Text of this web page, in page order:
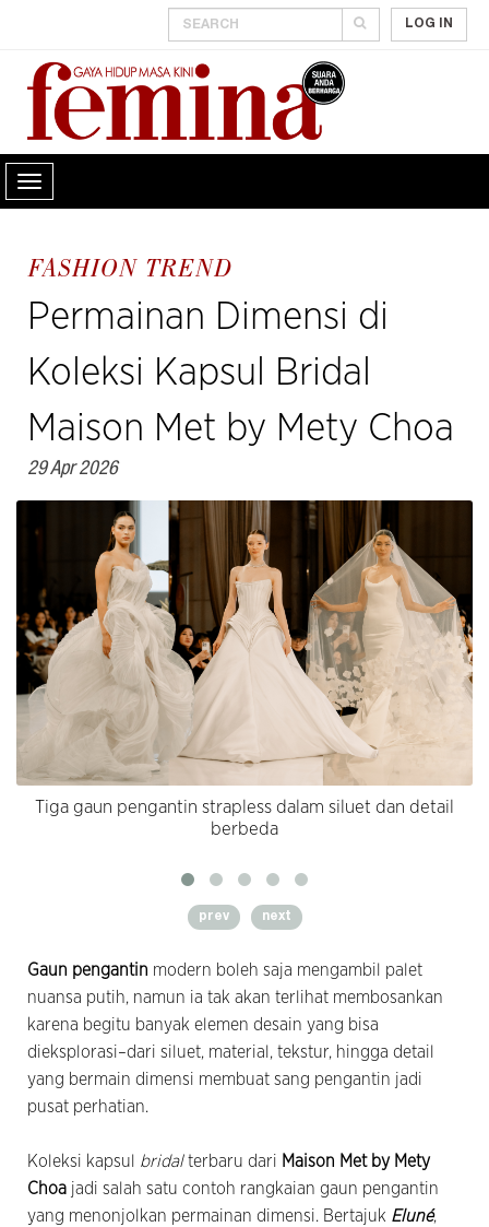
LOG IN
FASHION TREND
Permainan Dimensi di
Koleksi Kapsul Bridal
Maison Met by Mety Choa
29 Apr 2026
Tiga gaun pengantin strapless dalam siluet dan detail
berbeda
prev next
Gaun pengantin modern boleh saja mengambil palet
nuansa putih, namun ia tak akan terlihat membosankan
karena begitu banyak elemen desain yang bisa
dieksplorasi–dari siluet, material, tekstur, hingga detail
yang bermain dimensi membuat sang pengantin jadi
pusat perhatian.
Koleksi kapsul bridalterbaru dari Maison Met by Mety
Choa jadi salah satu contoh rangkaian gaun pengantin
yang menonjolkan permainan dimensi. Bertajuk Eluné,